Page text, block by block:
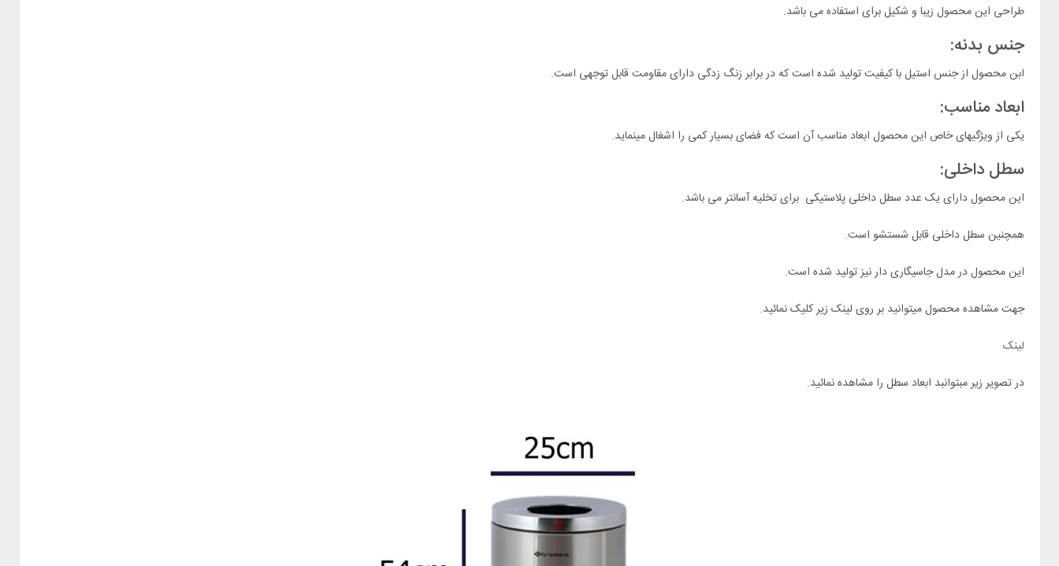
طراحی این محصول زیبا و شکیل برای استفاده می باشد.
جنس بدنه:
ابن محصول از جنس استیل با کیفیت تولید شده است که در برابر زنگ زدگی دارای مقاومت قابل توجهی است.
ابعاد مناسب:
یکی از ویژگیهای خاص این محصول ابعاد مناسب آن است که فضای بسیار کمی را اشغال مینماید.
سطل داخلی:
این محصول دارای یک عدد سطل داخلی پلاستیکی برای تخلیه آسانتر می باشد.
همچنین سطل داخلی قابل شستشو است.
این محصول در مدل جاسیگاری دار نیز تولید شده است.
جهت مشاهده محصول میتوانید بر روی لینک زیر کلیک نمائید.
لینک
در تصویر زیر مبتوانبد ابعاد سطل را مشاهده نمائید.